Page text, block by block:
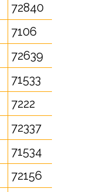
72840
7106
72639
71533
7222
72337
71534
72156